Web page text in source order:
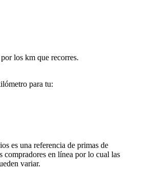
los km que recorres.
para tu:
es una referencia de primas de
compradores en línea por lo cual las
variar.